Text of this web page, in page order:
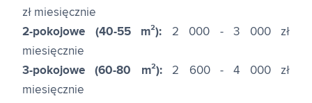
zł miesięcznie
2-pokojowe (40-55 m²): 2 000 - 3 000 zł
miesięcznie
3-pokojowe (60-80 m²):2 600 - 4 000 zł
miesięcznie